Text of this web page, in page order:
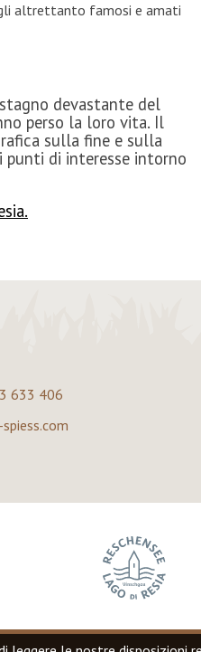
gli altrettanto famosi e amati
devastante del
perso la loro vita. Il
sulla fine e sulla
punti di interesse intorno
633 406